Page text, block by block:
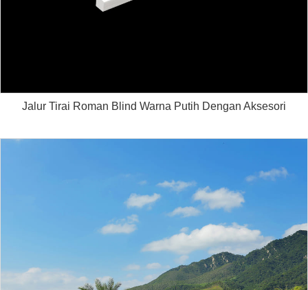
Jalur Tirai Roman Blind Warna Putih Dengan Aksesori